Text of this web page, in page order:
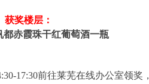
获奖楼层：
都赤霞珠干红葡萄酒一瓶
17:30前往莱芜在线办公室领奖，